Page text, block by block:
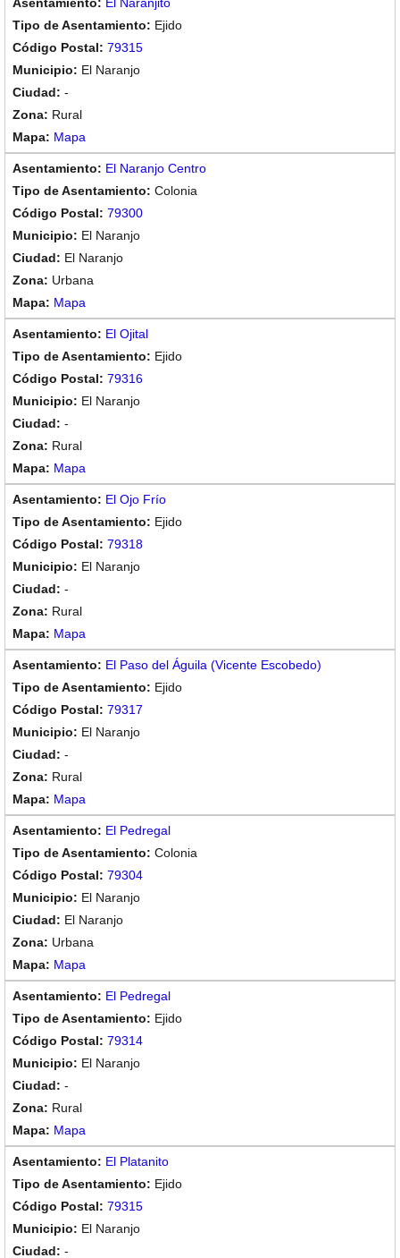
Ejido
79315
El Naranjo
-
Rural
Mapa
El Naranjo Centro
Colonia
79300
El Naranjo
El Naranjo
Urbana
Mapa
El Ojital
Ejido
79316
El Naranjo
-
Rural
Mapa
El Ojo Frío
Ejido
79318
El Naranjo
-
Rural
Mapa
El Paso del Águila (Vicente Escobedo)
Ejido
79317
El Naranjo
-
Rural
Mapa
El Pedregal
Colonia
79304
El Naranjo
El Naranjo
Urbana
Mapa
El Pedregal
Ejido
79314
El Naranjo
-
Rural
Mapa
El Platanito
Ejido
79315
El Naranjo
-